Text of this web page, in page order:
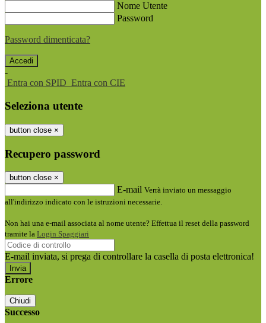
Nome Utente
Password
Password dimenticata?
-
Entra con SPID Entra con CIE
Seleziona utente
button close ×
Recupero password
button close ×
E-mail Verrà inviato un messaggio
all'indirizzo indicato con le istruzioni necessarie.
Non hai una e-mail associata al nome utente? Effettua il reset della password
tramite la Login Spaggiari
E-mail inviata, si prega di controllare la casella di posta elettronica!
Errore
Chiudi
Successo